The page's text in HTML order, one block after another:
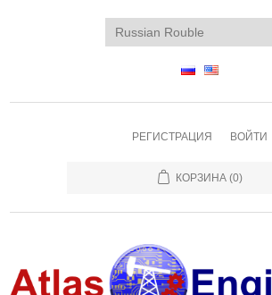
РЕГИСТРАЦИЯ ВОЙТИ
КОРЗИНА (0)